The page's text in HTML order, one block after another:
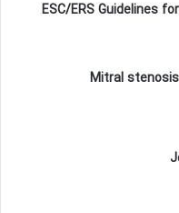
ESC/ERS Guidelines